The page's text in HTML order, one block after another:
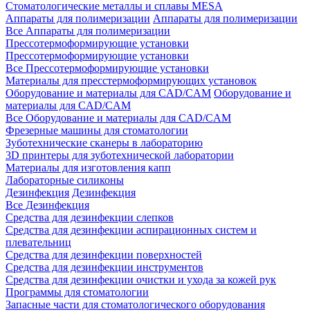
Стоматологические металлы и сплавы MESA
Аппараты для полимеризации Аппараты для полимеризации
Все Аппараты для полимеризации
Прессотермоформирующие установки
Прессотермоформирующие установки
Все Прессотермоформирующие установки
Материалы для пресстермоформирующих установок
Оборудование и материалы для CAD/CAM Оборудование и
материалы для CAD/CAM
Все Оборудование и материалы для CAD/CAM
Фрезерные машины для стоматологии
Зуботехнические сканеры в лабораторию
3D принтеры для зуботехнической лаборатории
Материалы для изготовления капп
Лабораторные силиконы
Дезинфекция Дезинфекция
Все Дезинфекция
Средства для дезинфекции слепков
Средства для дезинфекции аспирационных систем и
плевательниц
Средства для дезинфекции поверхностей
Средства для дезинфекции инструментов
Средства для дезинфекции очистки и ухода за кожей рук
Программы для стоматологии
Запасные части для стоматологического оборудования